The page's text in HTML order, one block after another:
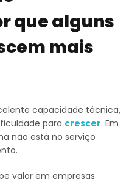
que alguns
mais
capacidade técnica,
para crescer. Em
não está no serviço
valor em empresas